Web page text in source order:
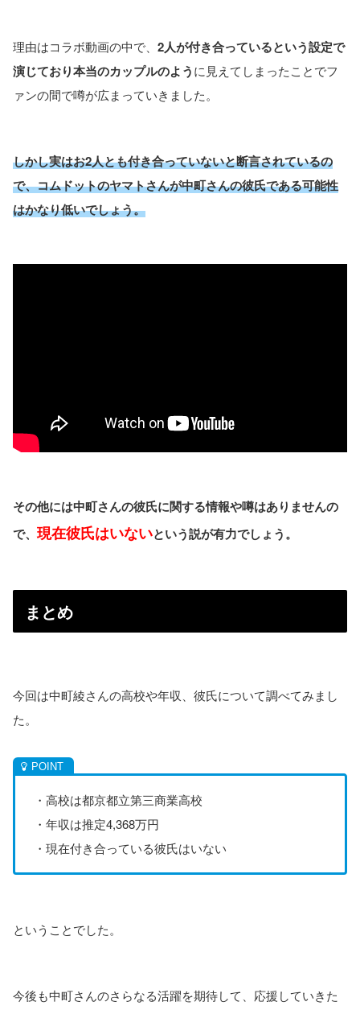
理由はコラボ動画の中で、 2人が付き合っているという設定で
演じており本当のカップルのように見えてしまったことでフ
ァンの間で噂が広まっていきました。
しかし実はお2人とも付き合っていないと断言されているの
で、コムドットのヤマトさんが中町さんの彼氏である可能性
はかなり低いでしょう。
その他には中町さんの彼氏に関する情報や噂はありませんの
で、 現在彼氏はいないという説が有力でしょう。
まとめ
今回は中町綾さんの高校や年収、彼氏について調べてみまし
た。
・高校は都京都立第三商業高校
・年収は推定4,368万円
・現在付き合っている彼氏はいない
ということでした。
今後も中町さんのさらなる活躍を期待して、応援していきた